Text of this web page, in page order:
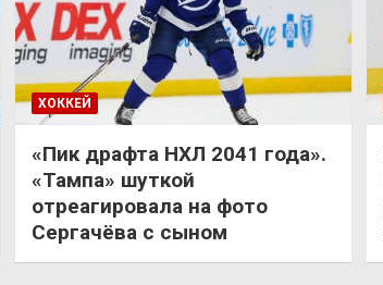
ХОККЕЙ
«Пик драфта НХЛ 2041 года».
«Тампа» шуткой
отреагировала на фото
Сергачёва с сыном